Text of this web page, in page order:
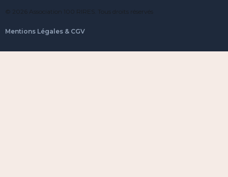
© 2026 Association 100 RIRES. Tous droits réservés
Mentions Légales & CGV